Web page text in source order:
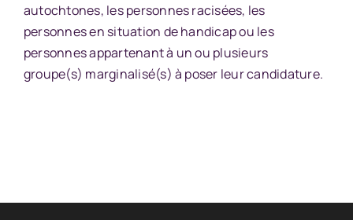
autochtones, les personnes racisées, les
personnes en situation de handicap ou les
personnes appartenant à un ou plusieurs
groupe(s) marginalisé(s) à poser leur candidature.